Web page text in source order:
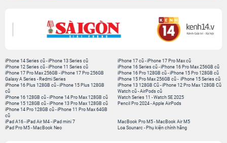
iPhone 14 Series cũ -iPhone 13 Series cũ
iPhone 12 Series cũ -iPhone 11 Series cũ
iPhone 17 Pro Max 256GB -iPhone 17 Pro 256GB
Galaxy A Series - Redmi Series
iPhone 17 cũ-iPhone 17 Pro Max cũ
iPhone 16 Series cũ- iPhone 16 Pro Max 256GB cũ
iPhone 16 Pro 128GB cũ-iPhone 15 Pro 128GB cũ
iPhone 15 Pro Max 256GB cũ- iPhone 15 Series cũ
iPhone 16 Plus 128GB cũ -iPhone 15 Plus 128GB
cũ
iPhone 16 128GB cũ -iPhone 14 Pro Max 128GB cũ
iPhone 15 128GB cũ -iPhone 13 Pro Max 128GB cũ
iPhone 14 Pro 128GB cũ -iPhone 11 Pro Max 64GB
cũ
iPhone 13 128GB Cũ-iPhone 12 Pro Max 128GB Cũ
Watch cũ-AirPods cũ
Watch Series 11 -Watch SE 2025
Pencil Pro 2024-Apple AirPods
iPad A16 -iPad Air M4 -iPad mini 7
iPad Pro M5 - MacBook Neo
MacBook Pro M5- MacBook Air M5
Loa Sounarc- Phụ kiện chính hãng